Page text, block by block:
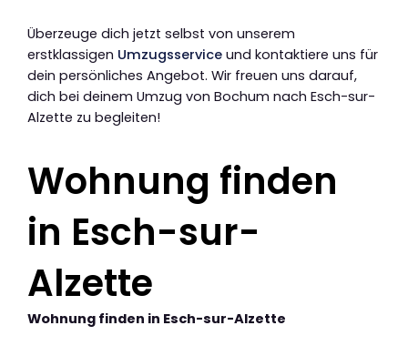
Überzeuge dich jetzt selbst von unserem
erstklassigen Umzugsservice und kontaktiere uns für
dein persönliches Angebot. Wir freuen uns darauf,
dich bei deinem Umzug von Bochum nach Esch-sur-
Alzette zu begleiten!
Wohnung finden
in Esch-sur-
Alzette
Wohnung finden in Esch-sur-Alzette